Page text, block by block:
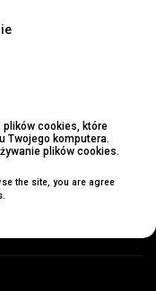
cookies, które
Twojego komputera.
plików cookies.
the site, you are agree